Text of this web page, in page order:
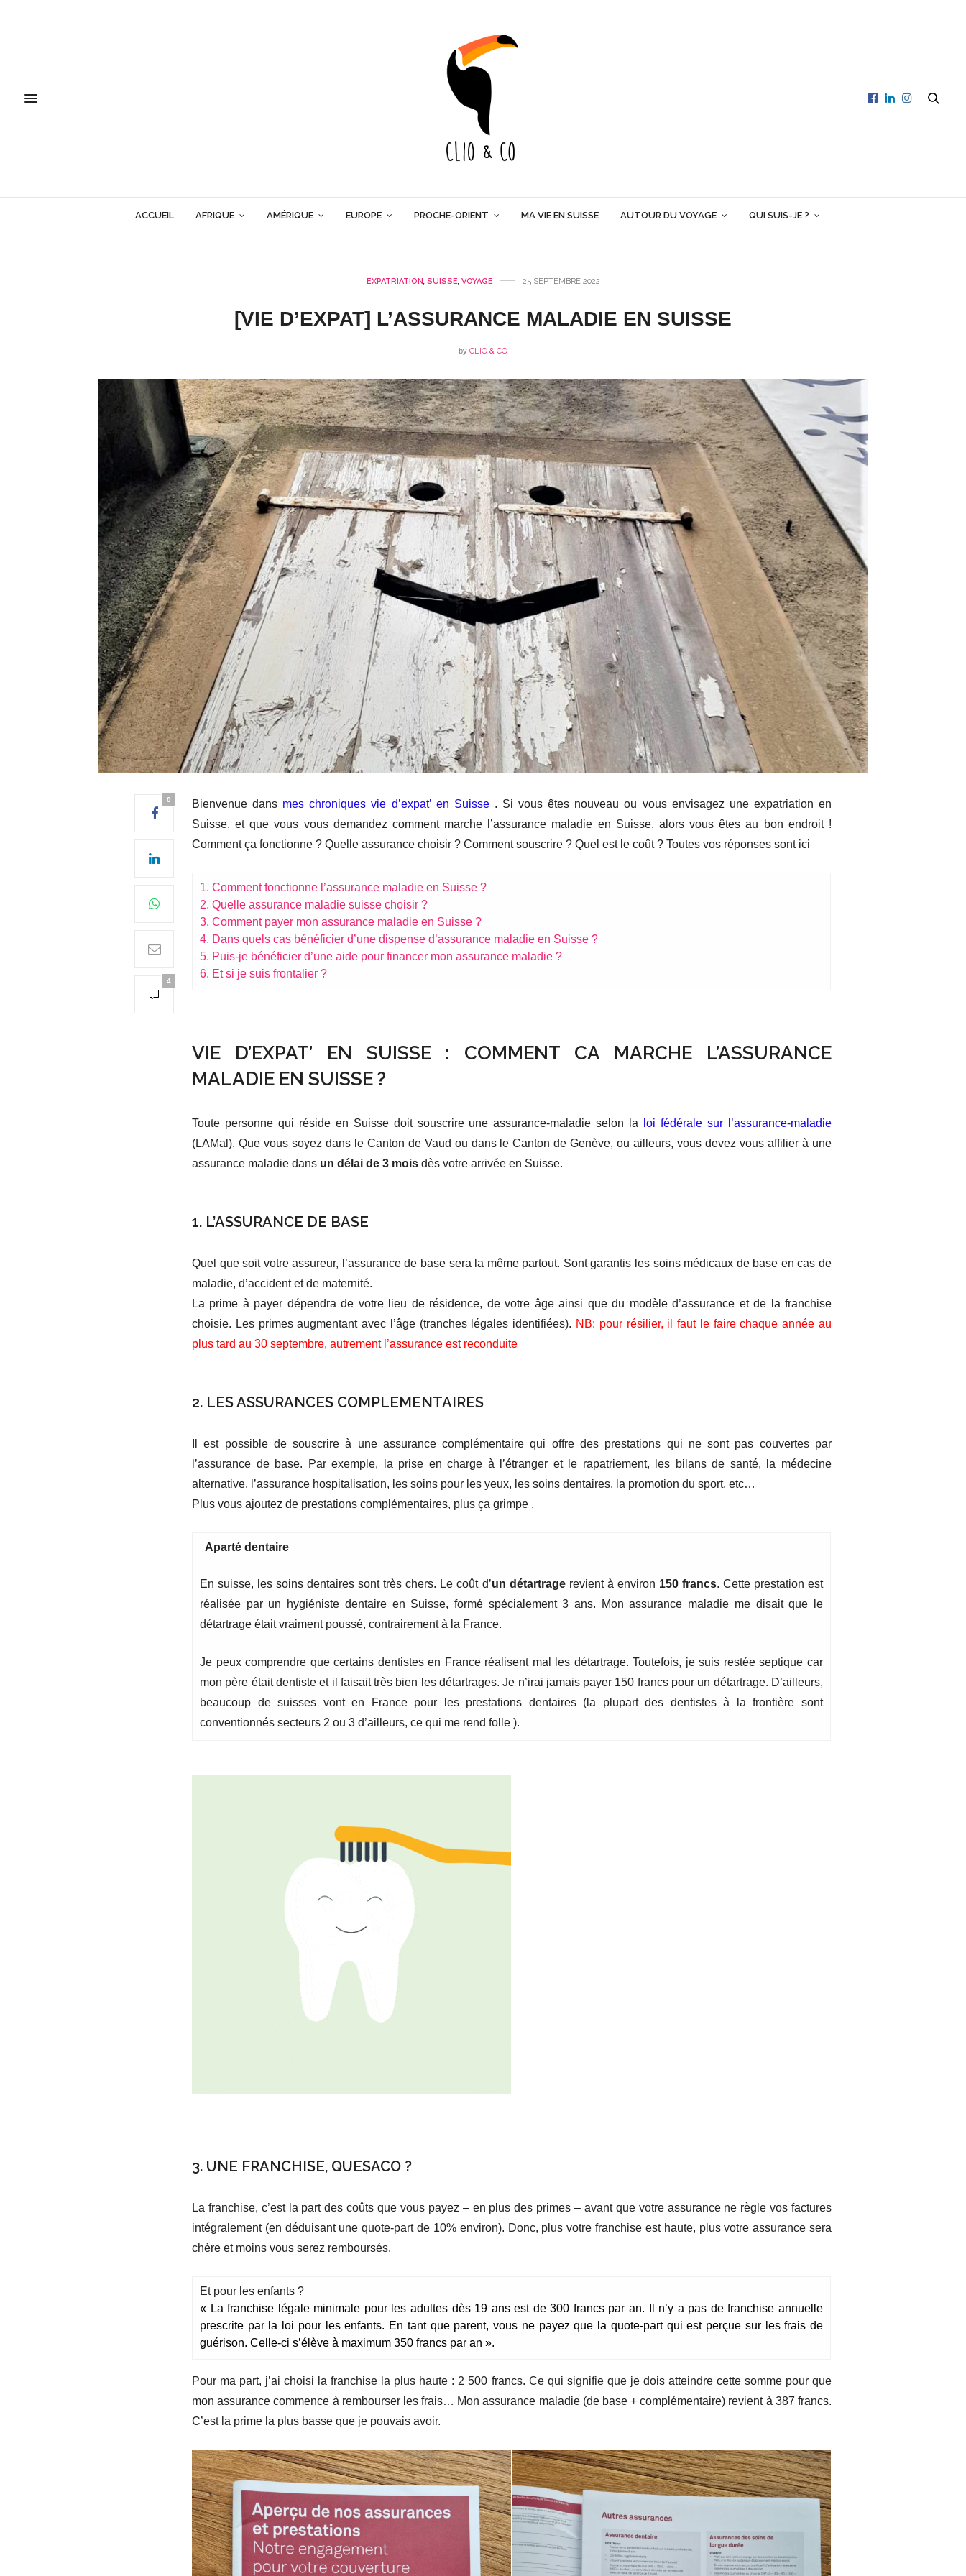
ACCUEIL AFRIQUE AMÉRIQUE EUROPE PROCHE-ORIENT MA VIE EN SUISSE AUTOUR DU VOYAGE QUI SUIS-JE ?
EXPATRIATION SUISSE VOYAGE 25 SEPTEMBRE 2022
[VIE D’EXPAT] L’ASSURANCE MALADIE EN SUISSE
by CLIO & CO
0
4
Bienvenue dans mes chroniques vie d’expat’ en Suisse. Si vous êtes nouveau ou vous envisagez une expatriation en
Suisse, et que vous vous demandez comment marche l’assurance maladie en Suisse, alors vous êtes au bon endroit !
Comment ça fonctionne ? Quelle assurance choisir ? Comment souscrire ? Quel est le coût ? Toutes vos réponses sont ici
1. Comment fonctionne l’assurance maladie en Suisse ?
2. Quelle assurance maladie suisse choisir ?
3. Comment payer mon assurance maladie en Suisse ?
4. Dans quels cas bénéficier d’une dispense d’assurance maladie en Suisse ?
5. Puis-je bénéficier d’une aide pour financer mon assurance maladie ?
6. Et si je suis frontalier ?
VIE D’EXPAT’ EN SUISSE : COMMENT CA MARCHE L’ASSURANCE
MALADIE EN SUISSE ?
Toute personne qui réside en Suisse doit souscrire une assurance-maladie selon la
loi fédérale sur l’assurance-maladie
(LAMal). Que vous soyez dans le Canton de Vaud ou dans le Canton de Genève, ou ailleurs, vous devez vous affilier à une
assurance maladie dans un délai de 3 mois dès votre arrivée en Suisse.
1. L’ASSURANCE DE BASE
Quel que soit votre assureur, l’assurance de base sera la même partout. Sont garantis les soins médicaux de base en cas de
maladie, d’accident et de maternité.
La prime à payer dépendra de votre lieu de résidence, de votre âge ainsi que du modèle d’assurance et de la franchise
choisie. Les primes augmentant avec l’âge (tranches légales identifiées). NB: pour résilier, il faut le faire chaque année au
plus tard au 30 septembre, autrement l’assurance est reconduite
2. LES ASSURANCES COMPLEMENTAIRES
Il est possible de souscrire à une assurance complémentaire qui offre des prestations qui ne sont pas couvertes par
l’assurance de base. Par exemple, la prise en charge à l’étranger et le rapatriement, les bilans de santé, la médecine
alternative, l’assurance hospitalisation, les soins pour les yeux, les soins dentaires, la promotion du sport, etc…
Plus vous ajoutez de prestations complémentaires, plus ça grimpe .
Aparté dentaire
En suisse, les soins dentaires sont très chers. Le coût d’un détartragerevient à environ 150 francs. Cette prestation est
réalisée par un hygiéniste dentaire en Suisse, formé spécialement 3 ans. Mon assurance maladie me disait que le
détartrage était vraiment poussé, contrairement à la France.
Je peux comprendre que certains dentistes en France réalisent mal les détartrage. Toutefois, je suis restée septique car
mon père était dentiste et il faisait très bien les détartrages. Je n’irai jamais payer 150 francs pour un détartrage. D’ailleurs,
beaucoup de suisses vont en France pour les prestations dentaires (la plupart des dentistes à la frontière sont
conventionnés secteurs 2 ou 3 d’ailleurs, ce qui me rend folle ).
3. UNE FRANCHISE, QUESACO ?
La franchise, c’est la part des coûts que vous payez – en plus des primes – avant que votre assurance ne règle vos factures
intégralement (en déduisant une quote-part de 10% environ). Donc, plus votre franchise est haute, plus votre assurance sera
chère et moins vous serez remboursés.
Et pour les enfants ?
« La franchise légale minimale pour les adultes dès 19 ans est de 300 francs par an. Il n’y a pas de franchise annuelle
prescrite par la loi pour les enfants. En tant que parent, vous ne payez que la quote-part qui est perçue sur les frais de
guérison. Celle-ci s’élève à maximum 350 francs par an ».
Pour ma part, j’ai choisi la franchise la plus haute : 2 500 francs. Ce qui signifie que je dois atteindre cette somme pour que
mon assurance commence à rembourser les frais… Mon assurance maladie (de base + complémentaire) revient à 387 francs.
C’est la prime la plus basse que je pouvais avoir.